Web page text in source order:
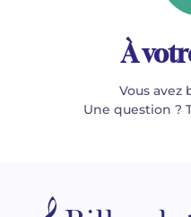
À
Vous avez
Une question ?